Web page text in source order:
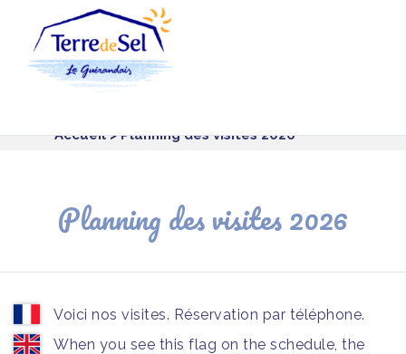
Accueil> Planning des visites 2026
Planning des visites 2026
Voici nos visites. Réservation par téléphone.
When you see this flag on the schedule, the
Panneau de gestion des cookies